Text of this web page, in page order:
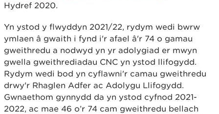
Hydref 2020.
Yn ystod y flwyddyn 2021/22, rydym wedi bwrw
ymlaen â gwaith i fynd i'r afael â'r 74 o gamau
gweithredu a nodwyd yn yr adolygiad er mwyn
gwella gweithrediadau CNC yn ystod llifogydd.
Rydym wedi bod yn cyflawni'r camau gweithredu
drwy'r Rhaglen Adfer ac Adolygu Llifogydd.
Gwnaethom gynnydd da yn ystod cyfnod 2021-
2022, ac mae 46 o’r 74 cam gweithredu bellach